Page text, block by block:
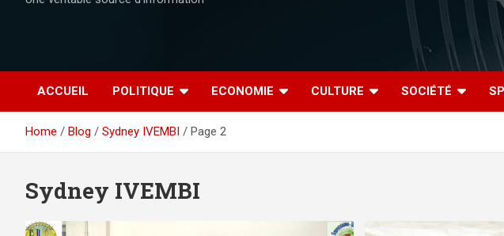
ACCUEIL POLITIQUE ECONOMIE CULTURE SOCIÉTÉ
Home Blog Sydney IVEMBI Page 2
Sydney IVEMBI